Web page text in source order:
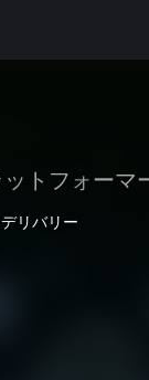
ットフォーマ
リバリー